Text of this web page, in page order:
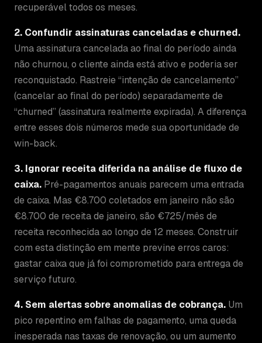
recuperável todos os meses.
2. Confundir assinaturas canceladas e churned.
Uma assinatura cancelada ao final do período ainda
não churnou, o cliente ainda está ativo e poderia ser
reconquistado. Rastreie “intenção de cancelamento”
(cancelar ao final do período) separadamente de
“churned” (assinatura realmente expirada). A diferença
entre esses dois números mede sua oportunidade de
win-back.
3. Ignorar receita diferida na análise de fluxo de
caixa. Pré-pagamentos anuais parecem uma entrada
de caixa. Mas €8.700 coletados em janeiro não são
€8.700 de receita de janeiro, são €725/mês de
receita reconhecida ao longo de 12 meses. Construir
com esta distinção em mente previne erros caros:
gastar caixa que já foi comprometido para entrega de
serviço futuro.
4. Sem alertas sobre anomalias de cobrança. Um
pico repentino em falhas de pagamento, uma queda
inesperada nas taxas de renovação, ou um aumento